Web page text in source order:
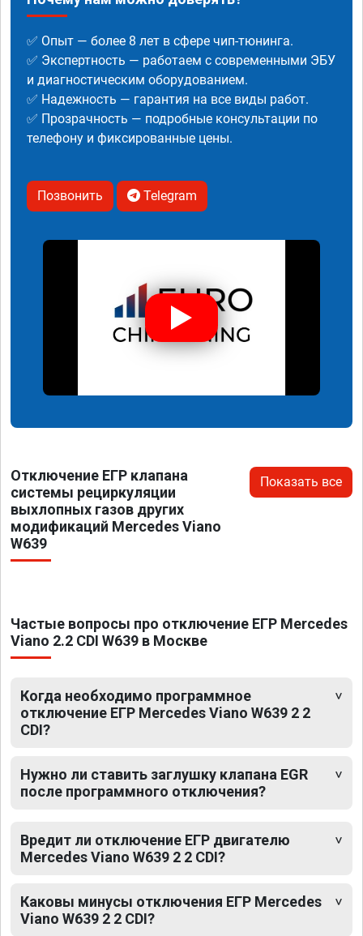
✅ Опыт — более 8 лет в сфере чип-тюнинга.
✅ Экспертность — работаем с современными ЭБУ
и диагностическим оборудованием.
✅ Надежность — гарантия на все виды работ.
✅ Прозрачность — подробные консультации по
телефону и фиксированные цены.
Позвонить Telegram
Отключение ЕГР клапана
системы рециркуляции
выхлопных газов других
модификаций Mercedes Viano
W639
Показать все
Частые вопросы про отключение ЕГР Mercedes
Viano 2.2 CDI W639 в Москве
Когда необходимо программное
отключение ЕГР Mercedes Viano W639 2 2
CDI?
Нужно ли ставить заглушку клапана EGR
после программного отключения?
Вредит ли отключение ЕГР двигателю
Mercedes Viano W639 2 2 CDI?
Каковы минусы отключения ЕГР Mercedes
Viano W639 2 2 CDI?